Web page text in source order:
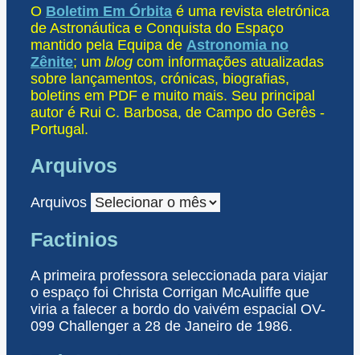
O Boletim Em Órbita é uma revista eletrónica
de Astronáutica e Conquista do Espaço
mantido pela Equipa de Astronomia no
Zênite; um blog com informações atualizadas
sobre lançamentos, crónicas, biografias,
boletins em PDF e muito mais. Seu principal
autor é Rui C. Barbosa, de Campo do Gerês -
Portugal.
Arquivos
Arquivos
Factinios
A primeira professora seleccionada para viajar
o espaço foi Christa Corrigan McAuliffe que
viria a falecer a bordo do vaivém espacial OV-
099 Challenger a 28 de Janeiro de 1986.